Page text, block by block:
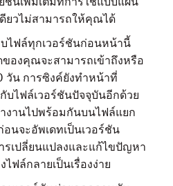
ดียวไม่สามารถให้คุณได้
บไฟล์ทุกเวอร์ชันก่อนหน้านี้
องคุณจะสามารถเข้าถึงหรือ
วัน การซิงค์ยังทำหน้าที่
บไฟล์เวอร์ชันปัจจุบันอีกด้วย
งานไปพร้อมกันบนไฟล์แยก
นจะอัพเดทเป็นเวอร์ชัน
รเปลี่ยนแปลงและแก้ไขปัญหา
ฟล์กลายเป็นเรื่องง่าย